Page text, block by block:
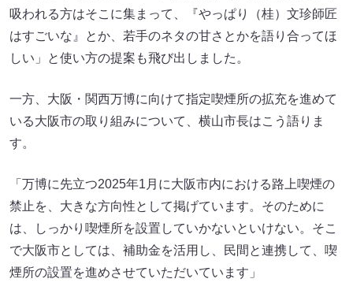
吸われる方はそこに集まって、『やっぱり（桂）文珍師匠
はすごいな』とか、若手のネタの甘さとかを語り合ってほ
しい」と使い方の提案も飛び出しました。
一方、大阪・関西万博に向けて指定喫煙所の拡充を進めて
いる大阪市の取り組みについて、横山市長はこう語りま
す。
「万博に先立つ2025年1月に大阪市内における路上喫煙の
禁止を、大きな方向性として掲げています。そのために
は、しっかり喫煙所を設置していかないといけない。そこ
で大阪市としては、補助金を活用し、民間と連携して、喫
煙所の設置を進めさせていただいています」